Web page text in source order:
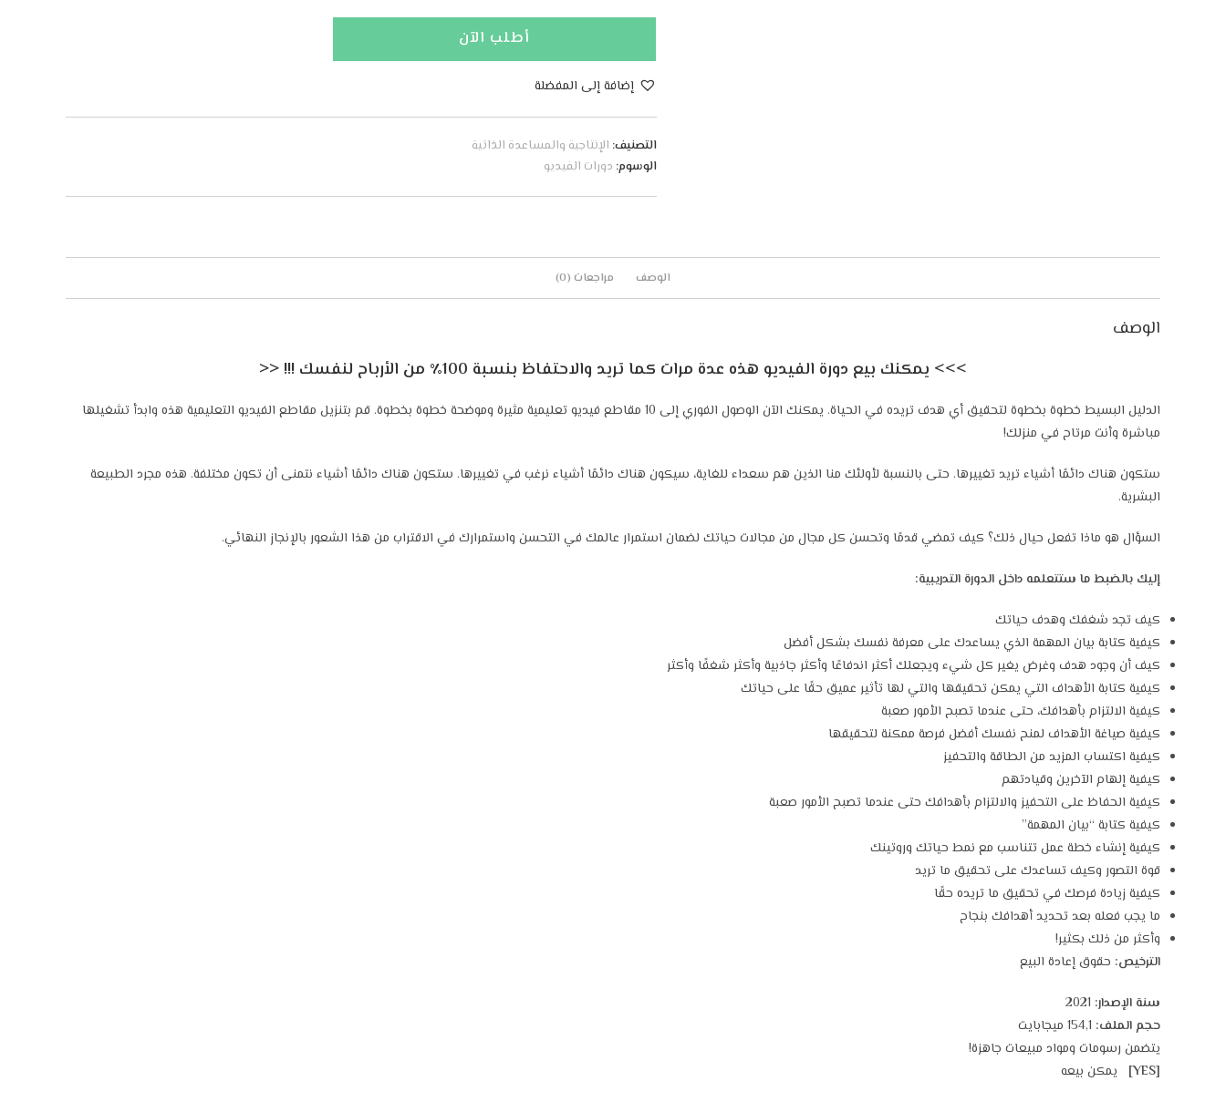
أطلب الآن
إضافة إلى المفضلة
التصنيف: الإنتاجية والمساعدة الذاتية
الوسوم: دورات الفيديو
الوصف مراجعات (0)
الوصف
>>> يمكنك بيع دورة الفيديو هذه عدة مرات كما تريد والاحتفاظ بنسبة 100٪ من الأرباح لنفسك !!! <<
الدليل البسيط خطوة بخطوة لتحقيق أي هدف تريده في الحياة. يمكنك الآن الوصول الفوري إلى 10 مقاطع فيديو تعليمية مثيرة وموضحة خطوة بخطوة. قم بتنزيل مقاطع الفيديو التعليمية هذه وابدأ تشغيلها
مباشرة وأنت مرتاح في منزلك!
ستكون هناك دائمًا أشياء تريد تغييرها. حتى بالنسبة لأولئك منا الذين هم سعداء للغاية، سيكون هناك دائمًا أشياء نرغب في تغييرها. ستكون هناك دائمًا أشياء نتمنى أن تكون مختلفة. هذه مجرد الطبيعة
البشرية.
السؤال هو ماذا تفعل حيال ذلك؟ كيف تمضي قدمًا وتحسن كل مجال من مجالات حياتك لضمان استمرار عالمك في التحسن واستمرارك في الاقتراب من هذا الشعور بالإنجاز النهائي.
إليك بالضبط ما ستتعلمه داخل الدورة التدريبية:
كيف تجد شغفك وهدف حياتك
كيفية كتابة بيان المهمة الذي يساعدك على معرفة نفسك بشكل أفضل
كيف أن وجود هدف وغرض يغير كل شيء ويجعلك أكثر اندفاعًا وأكثر جاذبية وأكثر شغفًا وأكثر
كيفية كتابة الأهداف التي يمكن تحقيقها والتي لها تأثير عميق حقًا على حياتك
كيفية الالتزام بأهدافك، حتى عندما تصبح الأمور صعبة
كيفية صياغة الأهداف لمنح نفسك أفضل فرصة ممكنة لتحقيقها
كيفية اكتساب المزيد من الطاقة والتحفيز
كيفية إلهام الآخرين وقيادتهم
كيفية الحفاظ على التحفيز والالتزام بأهدافك حتى عندما تصبح الأمور صعبة
كيفية كتابة “بيان المهمة”
كيفية إنشاء خطة عمل تتناسب مع نمط حياتك وروتينك
قوة التصور وكيف تساعدك على تحقيق ما تريد
كيفية زيادة فرصك في تحقيق ما تريده حقًا
ما يجب فعله بعد تحديد أهدافك بنجاح
وأكثر من ذلك بكثير!
الترخيص: حقوق إعادة البيع
سنة الإصدار:
حجم الملف:
يتضمن رسومات ومواد مبيعات جاهزة!
[YES]
يمكن بيعه